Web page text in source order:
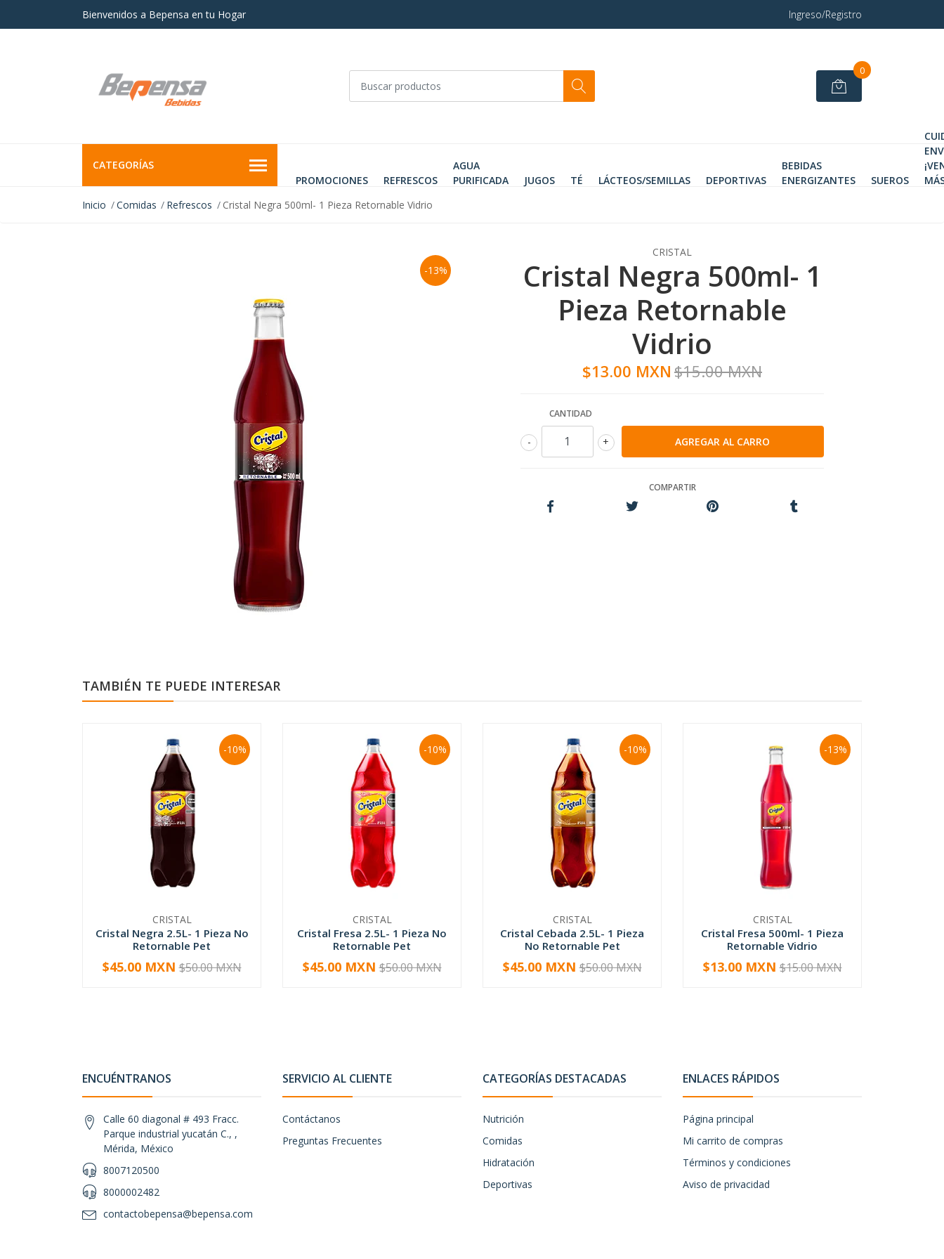
Bienvenidos a Bepensa en tu Hogar Ingreso/Registro
0
CATEGORÍAS
PROMOCIONES
REFRESCOS
AGUA
PURIFICADA
JUGOS TÉ LÁCTEOS/SEMILLAS DEPORTIVAS
BEBIDAS
ENERGIZANTES
SUEROS
Inicio
Comidas Refrescos Cristal Negra 500ml- 1 Pieza Retornable Vidrio
-13%
CRISTAL
Cristal Negra 500ml- 1
Pieza Retornable
Vidrio
$13.00 MXN $15.00 MXN
CANTIDAD
+
-
COMPARTIR
TAMBIÉN TE PUEDE INTERESAR
-10%
CRISTAL
Cristal Negra 2.5L- 1 Pieza No
Retornable Pet
+
-$45.00 MXN$50.00 MXN
-10%
CRISTAL
Cristal Fresa 2.5L- 1 Pieza No
Retornable Pet
+
-$45.00 MXN$50.00 MXN
-10%
CRISTAL
Cristal Cebada 2.5L- 1 Pieza
No Retornable Pet
+
-$45.00 MXN$50.00 MXN
-13%
CRISTAL
Cristal Fresa 500ml- 1 Pieza
Retornable Vidrio
+
-$13.00 MXN$15.00 MXN
ENCUÉNTRANOS
Calle 60 diagonal # 493 Fracc.
Parque industrial yucatán C., ,
Mérida, México
8007120500
8000002482
contactobepensa@bepensa.com
SERVICIO AL CLIENTE
Contáctanos
Preguntas Frecuentes
CATEGORÍAS DESTACADAS
Nutrición
Comidas
Hidratación
Deportivas
ENLACES RÁPIDOS
Página principal
Mi carrito de compras
Términos y condiciones
Aviso de privacidad